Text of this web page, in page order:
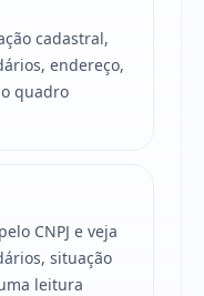
cadastral,
endereço,
quadro
CNPJ e veja
situação
leitura